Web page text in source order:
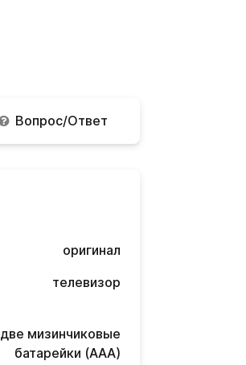
Вопрос/Ответ
оригинал
телевизор
две мизинчиковые
батарейки (AAA)